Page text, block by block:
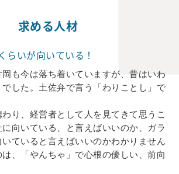
求める人材
らいが向いている！
も今は落ち着いていますが、昔はいわ
した。土佐弁で言う「わりことし」で
り、経営者として人を見てきて思うこ
向いている、と言えばいいのか、ガラ
ていると言えばいいのかわかりません
、「やんちゃ」で心根の優しい、前向